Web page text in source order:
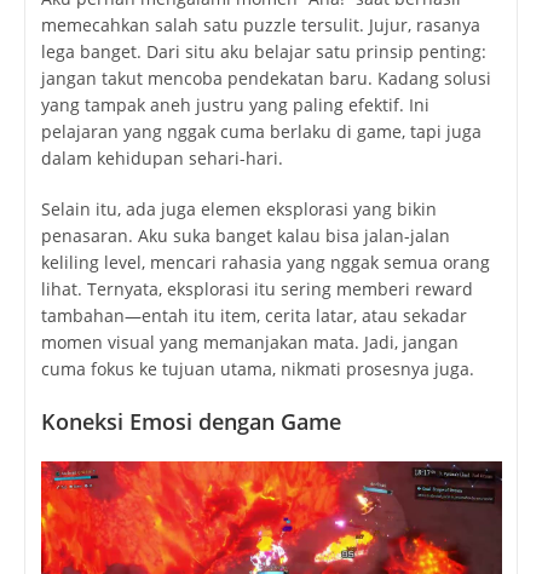
memecahkan salah satu puzzle tersulit. Jujur, rasanya
lega banget. Dari situ aku belajar satu prinsip penting:
jangan takut mencoba pendekatan baru. Kadang solusi
yang tampak aneh justru yang paling efektif. Ini
pelajaran yang nggak cuma berlaku di game, tapi juga
dalam kehidupan sehari-hari.
Selain itu, ada juga elemen eksplorasi yang bikin
penasaran. Aku suka banget kalau bisa jalan-jalan
keliling level, mencari rahasia yang nggak semua orang
lihat. Ternyata, eksplorasi itu sering memberi reward
tambahan—entah itu item, cerita latar, atau sekadar
momen visual yang memanjakan mata. Jadi, jangan
cuma fokus ke tujuan utama, nikmati prosesnya juga.
Koneksi Emosi dengan Game